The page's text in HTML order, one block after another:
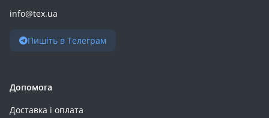
info@tex.ua
Пишіть в Телеграм
Допомога
Доставка і оплата